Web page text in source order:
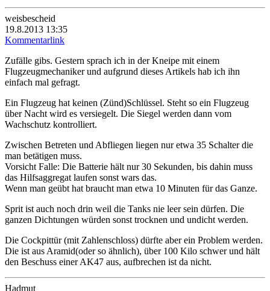
weisbescheid
19.8.2013 13:35
Kommentarlink
Zufälle gibs. Gestern sprach ich in der Kneipe mit einem
Flugzeugmechaniker und aufgrund dieses Artikels hab ich ihn
einfach mal gefragt.
Ein Flugzeug hat keinen (Zünd)Schlüssel. Steht so ein Flugzeug
über Nacht wird es versiegelt. Die Siegel werden dann vom
Wachschutz kontrolliert.
Zwischen Betreten und Abfliegen liegen nur etwa 35 Schalter die
man betätigen muss.
Vorsicht Falle: Die Batterie hält nur 30 Sekunden, bis dahin muss
das Hilfsaggregat laufen sonst wars das.
Wenn man geübt hat braucht man etwa 10 Minuten für das Ganze.
Sprit ist auch noch drin weil die Tanks nie leer sein dürfen. Die
ganzen Dichtungen würden sonst trocknen und undicht werden.
Die Cockpittür (mit Zahlenschloss) dürfte aber ein Problem werden.
Die ist aus Aramid(oder so ähnlich), über 100 Kilo schwer und hält
den Beschuss einer AK47 aus, aufbrechen ist da nicht.
Hadmut